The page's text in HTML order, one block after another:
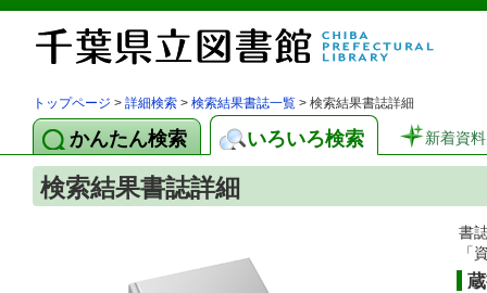
トップページ > 詳細検索 > 検索結果書誌一覧 > 検索結果書誌詳細
かんたん検索 いろいろ検索 新着資料
検索結果書誌詳細
書
「